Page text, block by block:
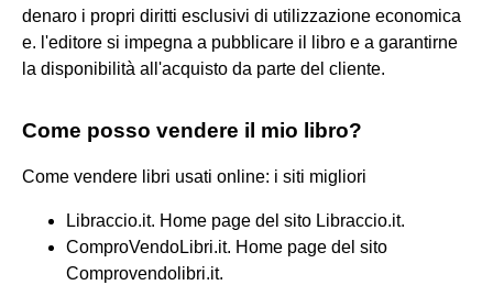
denaro i propri diritti esclusivi di utilizzazione economica
e. l'editore si impegna a pubblicare il libro e a garantirne
la disponibilità all'acquisto da parte del cliente.
Come posso vendere il mio libro?
Come vendere libri usati online: i siti migliori
Libraccio.it. Home page del sito Libraccio.it.
ComproVendoLibri.it. Home page del sito
Comprovendolibri.it.